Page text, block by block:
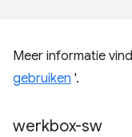
Meer informatie
gebruiken '.
werkbox-sw